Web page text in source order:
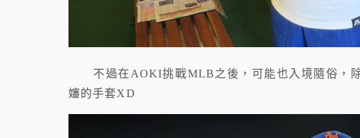
不過在AOKI挑戰MLB之後，可能也入境隨俗，除
嬸的手套XD